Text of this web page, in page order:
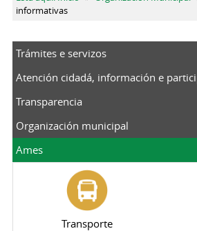
informativas
Trámites e servizos
Atención cidadá, información e
Transparencia
Organización municipal
Ames
Transporte